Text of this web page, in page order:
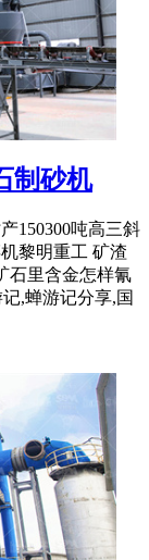
制砂机
150300吨高三斜
黎明重工 矿渣
石里含金怎样氰
,蝉游记分享,国